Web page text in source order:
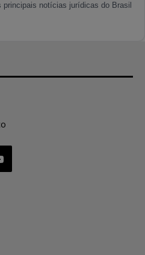
principais notícias jurídicas do Brasil